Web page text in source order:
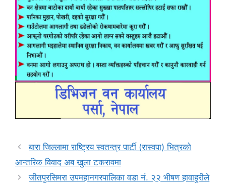
बारा जिल्लामा राष्ट्रिय स्वतन्त्र पार्टी (रास्वपा) भित्रको
आन्तरिक विवाद अब खुला टकरावमा
जीतपुरसिमरा उपमहानगरपालिका वडा नं. २२ भीषण हावाहुरीले